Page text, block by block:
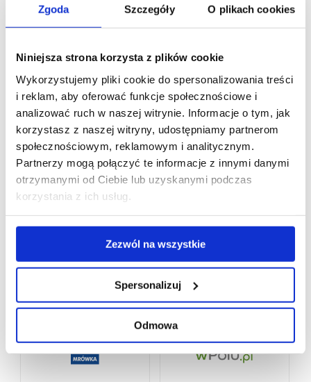
Zgoda Szczegóły O plikach cookies
Niniejsza strona korzysta z plików cookie
Wykorzystujemy pliki cookie do spersonalizowania treści
i reklam, aby oferować funkcje społecznościowe i
analizować ruch w naszej witrynie. Informacje o tym, jak
korzystasz z naszej witryny, udostępniamy partnerom
społecznościowym, reklamowym i analitycznym.
Partnerzy mogą połączyć te informacje z innymi danymi
otrzymanymi od Ciebie lub uzyskanymi podczas
korzystania z ich usług.
Zezwól na wszystkie
Spersonalizuj
Odmowa